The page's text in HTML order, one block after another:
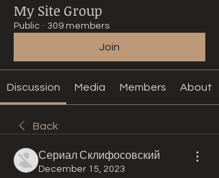
My Site Group
Public · 309 members
Join
Discussion Media Members About
Back
Сериал Склифосовский
December 15, 2023